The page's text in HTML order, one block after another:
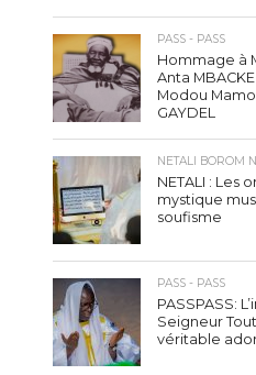
PASS - PASS
Hommage à
Anta
Modou
GAYDEL
NETALI BOROM
NETALI : Les
mystique
soufisme
PASS - PASS
PASSPASS:
Seigneur
véritable